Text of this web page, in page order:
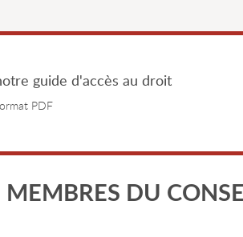
guide d'accès au droit
PDF
MEMBRES DU